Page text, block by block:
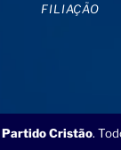
FILIAÇÃO
Partido Cristão.